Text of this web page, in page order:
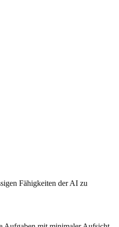
Fähigkeiten der AI zu